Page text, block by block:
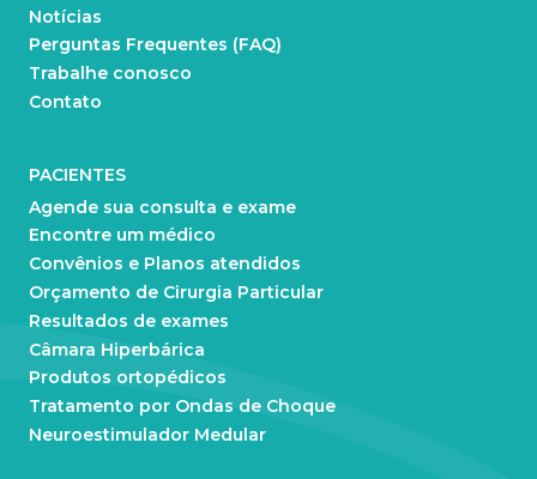
Notícias
Perguntas Frequentes (FAQ)
Trabalhe conosco
Contato
PACIENTES
Agende sua consulta e exame
Encontre um médico
Convênios e Planos atendidos
Orçamento de Cirurgia Particular
Resultados de exames
Câmara Hiperbárica
Produtos ortopédicos
Tratamento por Ondas de Choque
Neuroestimulador Medular